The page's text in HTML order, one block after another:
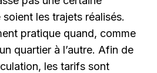
les trajets réalisés.
pratique quand, comme
quartier à l’autre. Afin de
les tarifs sont